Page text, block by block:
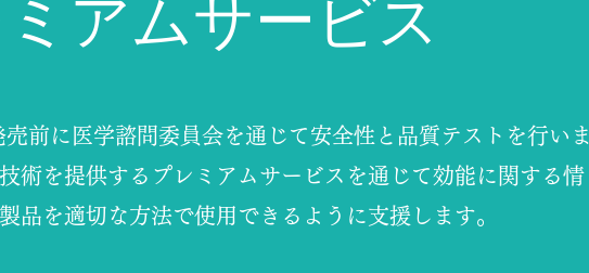
アムサービス
前に医学諮問委員会を通じて安全性と品質テストを行いま
術を提供するプレミアムサービスを通じて効能に関する情
品を適切な方法で使用できるように支援します。